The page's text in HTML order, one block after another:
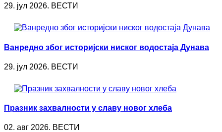
29. јул 2026. ВЕСТИ
Ванредно због историјски ниског водостаја Дунава
29. јул 2026. ВЕСТИ
Празник захвалности у славу новог хлеба
02. авг 2026. ВЕСТИ